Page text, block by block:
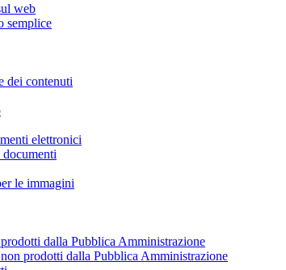
web
semplice
dei contenuti
elettronici
le immagini
dalla Pubblica Amministrazione
prodotti dalla Pubblica Amministrazione